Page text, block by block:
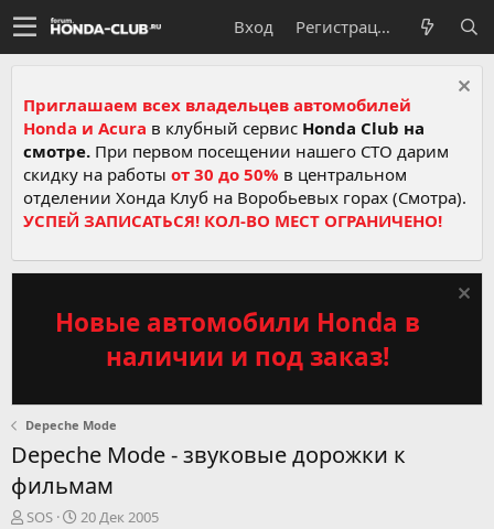
Вход Регистрация
Приглашаем всех владельцев автомобилей
Honda и Acura в клубный сервис Honda Club на
смотре. При первом посещении нашего СТО дарим
скидку на работы от 30 до 50% в центральном
отделении Хонда Клуб на Воробьевых горах (Смотра).
УСПЕЙ ЗАПИСАТЬСЯ! КОЛ-ВО МЕСТ ОГРАНИЧЕНО!
Новые автомобили Honda в
наличии и под заказ!
Depeche Mode
Depeche Mode - звуковые дорожки к
фильмам
А
SOS
Д
20 Дек 2005